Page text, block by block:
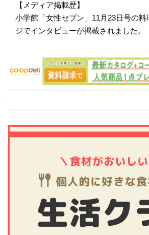
【メディア掲載歴】
小学館「女性セブン」11月23日号の
ジでインタビューが掲載されました。